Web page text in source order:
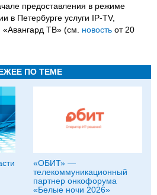
предоставления в режиме
в Петербурге услуги IP-TV,
ТВ» (см. новость от 20
ПО ТЕМЕ
«ОБИТ» —
телекоммуникационный
партнер онкофорума
«Белые ночи 2026»